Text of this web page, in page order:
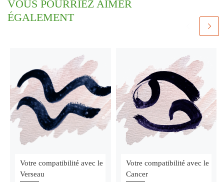
VOUS POURRIEZ AIMER
ÉGALEMENT
Votre compatibilité avec le
Verseau
Votre compatibilité avec le
Cancer